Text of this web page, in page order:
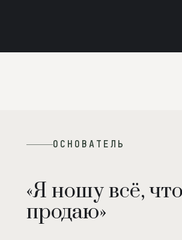
ОСНОВАТЕЛЬ
«Я ношу всё, что
продаю»